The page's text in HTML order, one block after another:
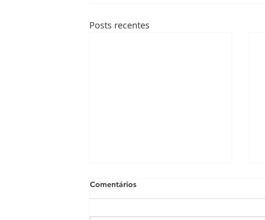
Posts recentes
Comentários